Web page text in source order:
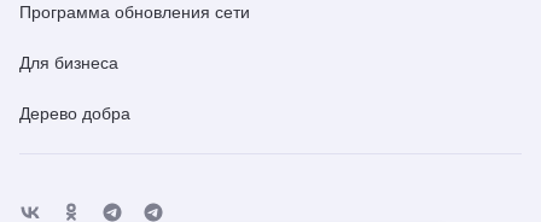
Программа обновления сети
Для бизнеса
Дерево добра